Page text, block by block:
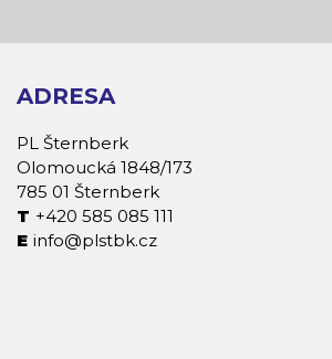
ADRESA
PL Šternberk
Olomoucká 1848/173
785 01 Šternberk
+420 585 085 111
info@plstbk.cz